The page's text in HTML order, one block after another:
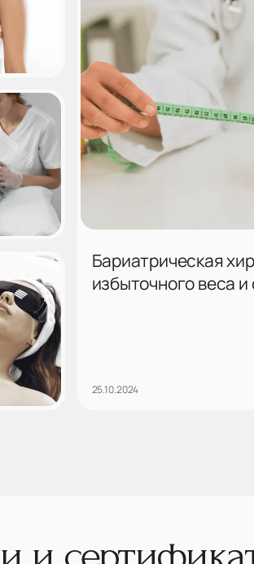
25.10.2024
Бариатрическая
избыточного веса